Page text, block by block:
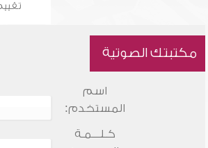
مكتبتك الصوتية
اسم
المستخدم:
كـلـــمـة